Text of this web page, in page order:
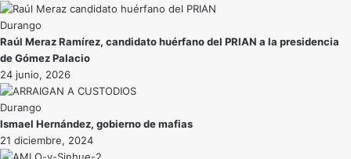
Durango
Raúl Meraz Ramírez, candidato huérfano del PRIAN a la presidencia
de Gómez Palacio
24 junio, 2026
Durango
Ismael Hernández, gobierno de mafias
21 diciembre, 2024